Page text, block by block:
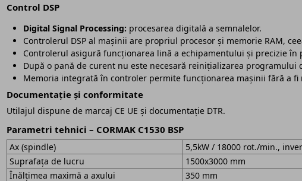
Control DSP
Digital Signal Processing: procesarea digitală a semnalelor.
Controlerul DSP al mașinii are propriul procesor și memorie RAM,
Controlerul asigură funcționarea lină a echipamentului și precizie în
După o pană de curent nu este necesară reinițializarea programului
Memoria integrată în controler permite funcționarea mașinii fără a
Documentație și conformitate
Utilajul dispune de marcaj CE UE și documentație DTR.
Parametri tehnici – CORMAK C1530 BSP
Ax (spindle)
5,5kW / 18000 rot./min.,
Suprafața de lucru
1500x3000 mm
Înălțimea maximă a axului
350 mm